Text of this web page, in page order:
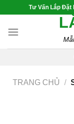
content
Tư Vấn Lắp Đặt
TRANG CHỦ /